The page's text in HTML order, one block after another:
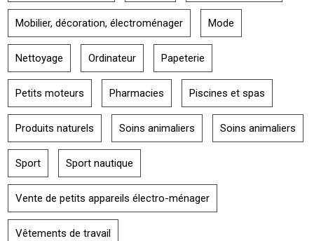
Mobilier, décoration, électroménager Mode
Nettoyage Ordinateur Papeterie
Petits moteurs Pharmacies Piscines et spas
Produits naturels Soins animaliers Soins animaliers
Sport Sport nautique
Vente de petits appareils électro-ménager
Vêtements de travail